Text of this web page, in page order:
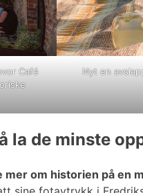
Café
Nyt en
la de minste
om historien på en